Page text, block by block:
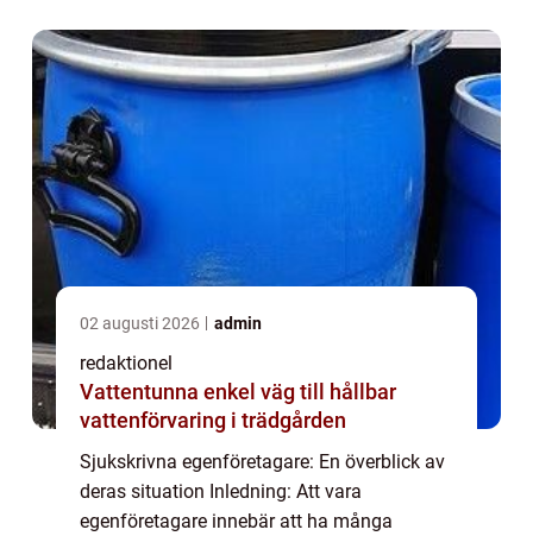
oss ...
02 augusti 2026 admin
redaktionel
Vattentunna enkel väg till hållbar
vattenförvaring i trädgården
Sjukskrivna egenföretagare: En överblick av
deras situation Inledning: Att vara
egenföretagare innebär att ha många